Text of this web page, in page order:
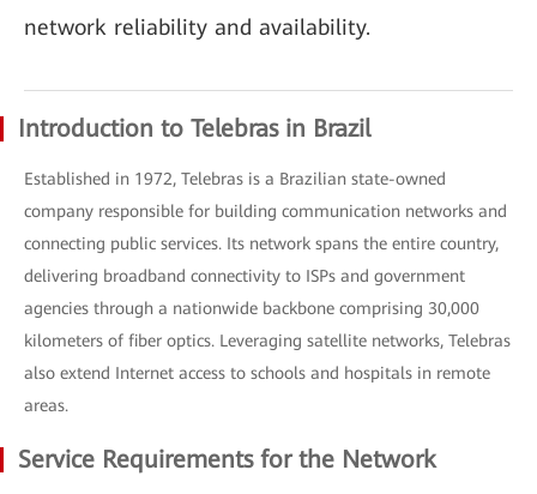
network reliability and availability.
Introduction to Telebras in Brazil
Established in 1972, Telebras is a Brazilian state-owned
company responsible for building communication networks and
connecting public services. Its network spans the entire country,
delivering broadband connectivity to ISPs and government
agencies through a nationwide backbone comprising 30,000
kilometers of fiber optics. Leveraging satellite networks, Telebras
also extend Internet access to schools and hospitals in remote
areas.
Service Requirements for the Network